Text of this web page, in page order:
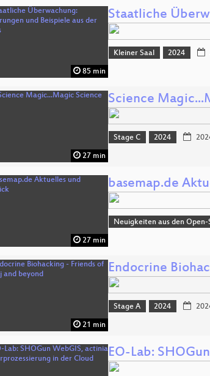
85 min
Staatliche
Kleiner Saal 2024
27 min
Science
Stage C 2024
27 min
basemap.de
Neuigkeiten aus den
21 min
Endocrine
Stage A 2024
EO-Lab: